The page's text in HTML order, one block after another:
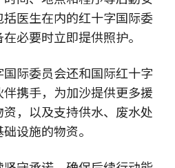
医生在内的红十字国际委
必要时立即提供照护。
际委员会还和国际红十字
携手，为加沙提供更多援
，以及支持供水、废水处
设施的物资。